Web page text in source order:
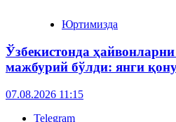
Юртимизда
Ўзбекистонда
мажбурий бўлди: янги
07.08.2026 11:15
Telegram